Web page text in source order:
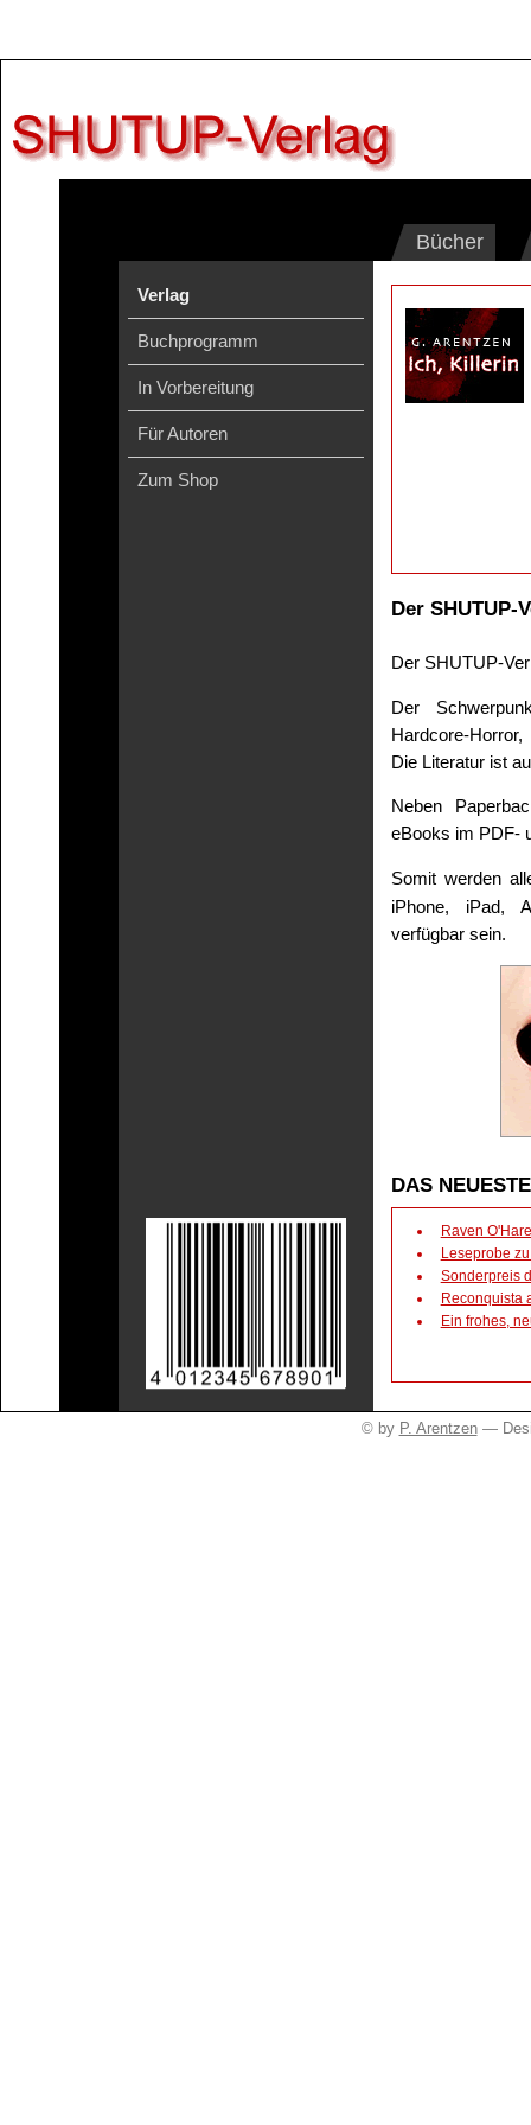
Bücher
Verlag
Buchprogramm
In Vorbereitung
Für Autoren
Zum Shop
Der SHUTUP-
Der SHUTUP-
Der
Hardcore-
Die Literatur ist
Neben
eBooks im PDF-
Somit werden
iPhone, iPad,
verfügbar sein.
DAS NEUESTE
Raven
Leseprobe
Sonderpreis
Reconquista
Ein frohes,
© by P. Arentzen—